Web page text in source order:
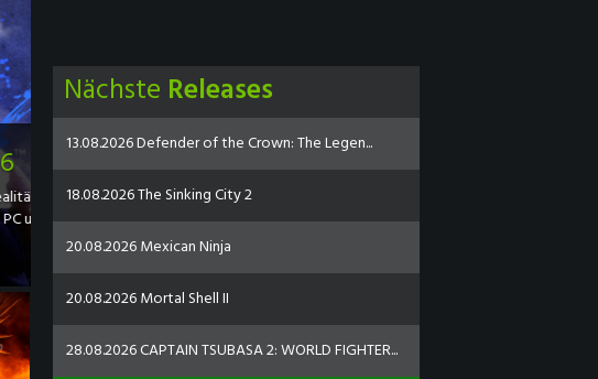
Nächste Releases
13.08.2026 Defender of the Crown: The Legen...
18.08.2026 The Sinking City 2
20.08.2026 Mexican Ninja
20.08.2026 Mortal Shell II
28.08.2026 CAPTAIN TSUBASA 2: WORLD FIGHTER...